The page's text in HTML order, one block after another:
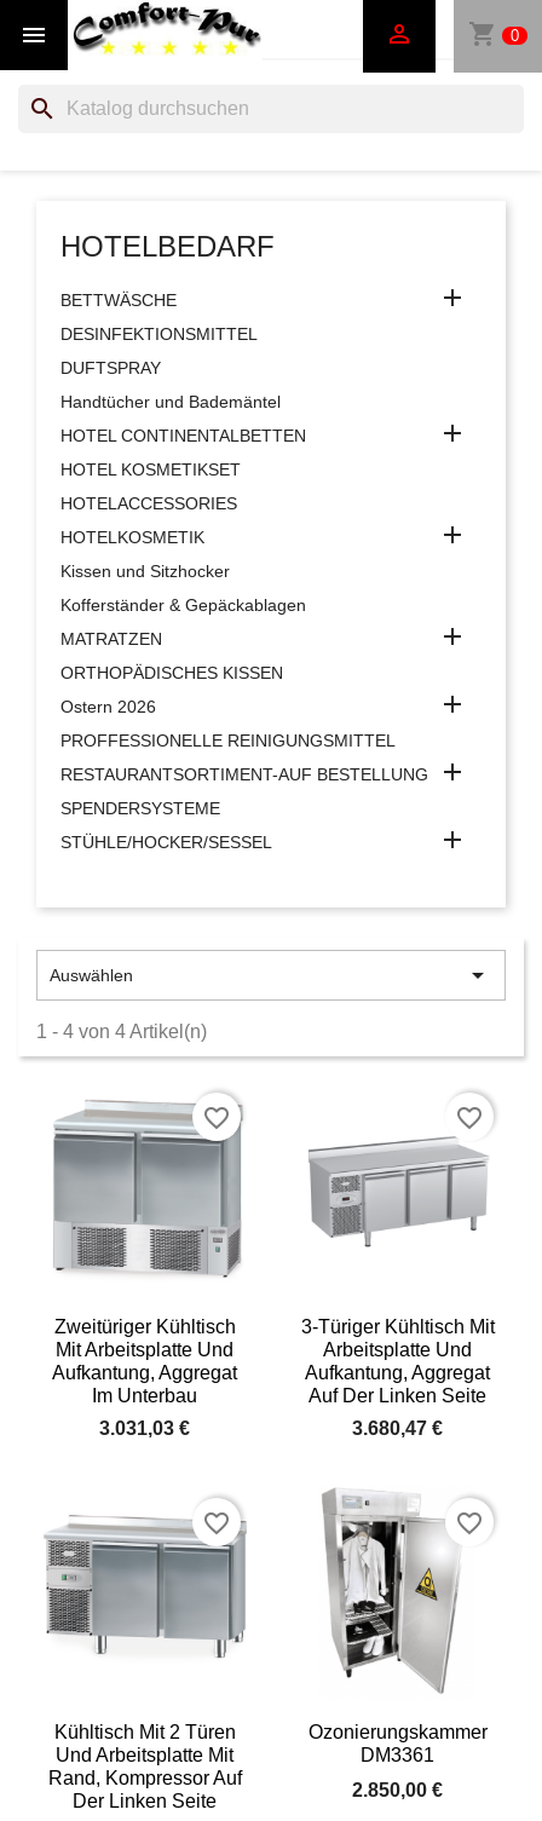
 shopping_cart 0

search
HOTELBEDARF
BETTWÄSCHE 
DESINFEKTIONSMITTEL
DUFTSPRAY
Handtücher und Bademäntel
HOTEL CONTINENTALBETTEN

HOTEL KOSMETIKSET
HOTELACCESSORIES
HOTELKOSMETIK

Kissen und Sitzhocker
Kofferständer & Gepäckablagen
MATRATZEN

ORTHOPÄDISCHES KISSEN
Ostern 2026

PROFFESSIONELLE REINIGUNGSMITTEL
RESTAURANTSORTIMENT-AUF BESTELLUNG

SPENDERSYSTEME
STÜHLE/HOCKER/SESSEL

Auswählen 
1 - 4 von 4 Artikel(n)
Zweitüriger Kühltisch
Mit Arbeitsplatte Und
Aufkantung, Aggregat
Im Unterbau
3.031,03 €
favorite_border
3-Türiger Kühltisch Mit
Arbeitsplatte Und
Aufkantung, Aggregat
Auf Der Linken Seite
3.680,47 €
favorite_border
Kühltisch Mit 2 Türen
Und Arbeitsplatte Mit
Rand, Kompressor Auf
Der Linken Seite
favorite_border
Ozonierungskammer
DM3361
2.850,00 €
favorite_border